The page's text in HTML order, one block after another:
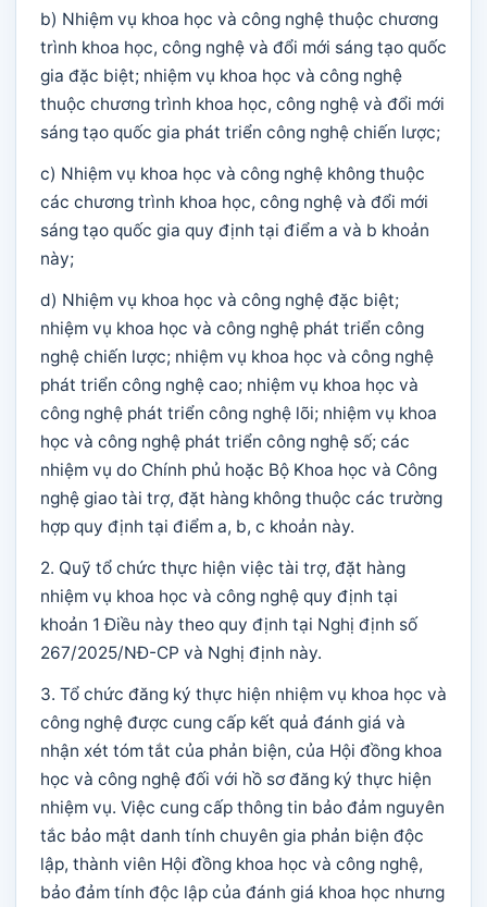
b) Nhiệm vụ khoa học và công nghệ thuộc chương
trình khoa học, công nghệ và đổi mới sáng tạo quốc
gia đặc biệt; nhiệm vụ khoa học và công nghệ
thuộc chương trình khoa học, công nghệ và đổi mới
sáng tạo quốc gia phát triển công nghệ chiến lược;
c) Nhiệm vụ khoa học và công nghệ không thuộc
các chương trình khoa học, công nghệ và đổi mới
sáng tạo quốc gia quy định tại điểm a và b khoản
này;
d) Nhiệm vụ khoa học và công nghệ đặc biệt;
nhiệm vụ khoa học và công nghệ phát triển công
nghệ chiến lược; nhiệm vụ khoa học và công nghệ
phát triển công nghệ cao; nhiệm vụ khoa học và
công nghệ phát triển công nghệ lõi; nhiệm vụ khoa
học và công nghệ phát triển công nghệ số; các
nhiệm vụ do Chính phủ hoặc Bộ Khoa học và Công
nghệ giao tài trợ, đặt hàng không thuộc các trường
hợp quy định tại điểm a, b, c khoản này.
2. Quỹ tổ chức thực hiện việc tài trợ, đặt hàng
nhiệm vụ khoa học và công nghệ quy định tại
khoản 1 Điều này theo quy định tại Nghị định số
267/2025/NĐ-CP và Nghị định này.
3. Tổ chức đăng ký thực hiện nhiệm vụ khoa học và
công nghệ được cung cấp kết quả đánh giá và
nhận xét tóm tắt của phản biện, của Hội đồng khoa
học và công nghệ đối với hồ sơ đăng ký thực hiện
nhiệm vụ. Việc cung cấp thông tin bảo đảm nguyên
tắc bảo mật danh tính chuyên gia phản biện độc
lập, thành viên Hội đồng khoa học và công nghệ,
bảo đảm tính độc lập của đánh giá khoa học nhưng